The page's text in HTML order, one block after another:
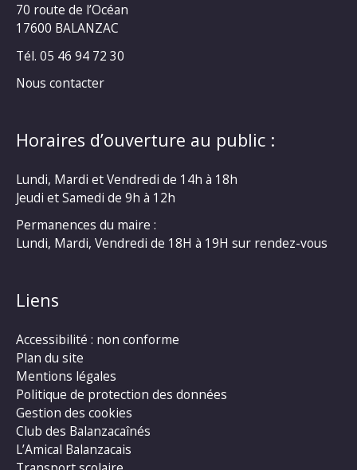
70 route de l’Océan
17600 BALANZAC
Tél. 05 46 94 72 30
Nous contacter
Horaires d’ouverture au public :
Lundi, Mardi et Vendredi de 14h à 18h
Jeudi et Samedi de 9h à 12h
Permanences du maire :
Lundi, Mardi, Vendredi de 18H à 19H sur rendez-vous
Liens
Accessibilité : non conforme
Plan du site
Mentions légales
Politique de protection des données
Gestion des cookies
Club des Balanzacaînés
L’Amical Balanzacais